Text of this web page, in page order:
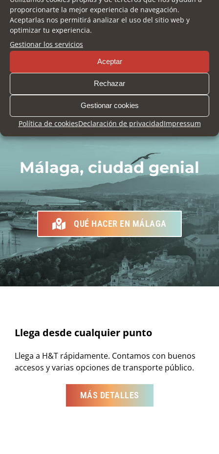
proporcionarte la mejor experiencia de navegación.
Aceptarlas nos permitirá analizar el uso del sitio web y
optimizar tu experiencia.
Gestionar los servicios
Aceptar
Rechazar
Gestionar cookies
Política de cookiesDeclaración de privacidadImpressum
Si necesitas ayuda a la hora de organizar tu viaje a
Málaga, puedes contactar con nuestra agencia de
viajes colaboradora.
Nautalia Viajes:
951 778 112
btcmalaga@nautaliaempresas.es
Málaga, ciudad genial
QUÉ HACER EN MÁLAGA
Llega desde cualquier punto
Llega a H&T rápidamente. Contamos con buenos
accesos y varias opciones de transporte público.
MÁS DETALLES